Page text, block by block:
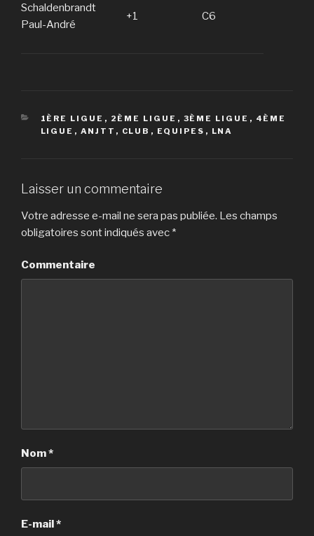
Schaldenbrandt
Paul-André
+1 C6
CATÉGORIES
1ÈRE LIGUE , 2ÈME LIGUE , 3ÈME LIGUE , 4ÈME
LIGUE , ANJTT , CLUB , EQUIPES , LNA
Laisser un commentaire
Votre adresse e-mail ne sera pas publiée. Les champs
obligatoires sont indiqués avec *
Commentaire
Nom*
E-mail*